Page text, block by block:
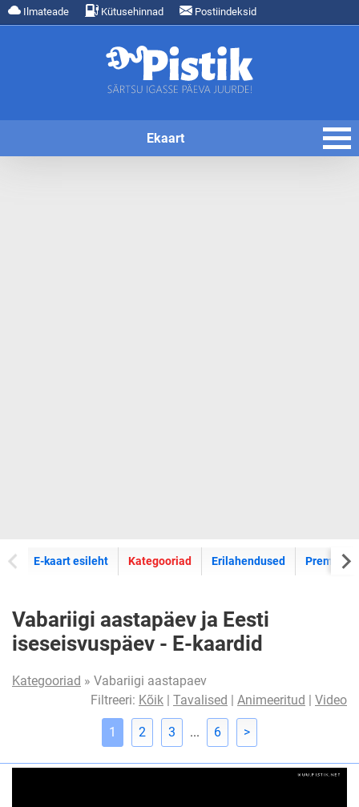
Ilmateade Kütusehinnad Postiindeksid
Ekaart
E-kaart esileht E-kaartide
Kategooriad Erilahendused Premium
Vabariigi aastapäev ja Eesti
iseseisvuspäev - E-kaardid
Kategooriad » Vabariigi aastapaev
Filtreeri: Kõik | Tavalised | Animeeritud | Video
1 2 3 ... 6 >